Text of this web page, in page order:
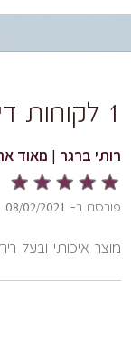
1 לקוחות דירגו
רותי ברגר | מאוד
פורסם ב- 08/02/2021
מוצר איכותי ובעל